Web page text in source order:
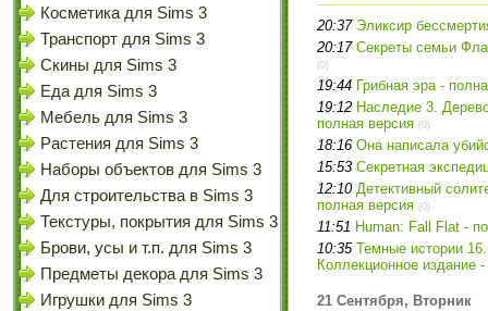
Косметика для Sims 3
Транспорт для Sims 3
Скины для Sims 3
Еда для Sims 3
Мебель для Sims 3
Растения для Sims 3
Наборы объектов для Sims 3
Для строительства в Sims 3
Текстуры, покрытия для Sims 3
Брови, усы и т.п. для Sims 3
Предметы декора для Sims 3
Игрушки для Sims 3
20:37 Эликсир
20:17 Секреты семьи
(0)
19:44 Грибная эра -
19:12 Наследие 3.
полная версия (0)
18:16 Она написала
15:53 Секретная
12:10 Детективный
полная версия (0)
11:51 Human: Fall Flat -
10:35 Темные истории
Коллекционное издание
21 Сентября, Вторник